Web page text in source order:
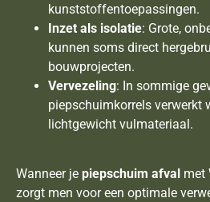
kunststoffentoepassingen.
Inzet als isolatie: Grote,
kunnen soms direct
bouwprojecten.
Vervezeling: In sommige
piepschuimkorrels verwerkt
lichtgewicht vulmateriaal.
Wanneer je piepschuim afval met
zorgt men voor een optimale